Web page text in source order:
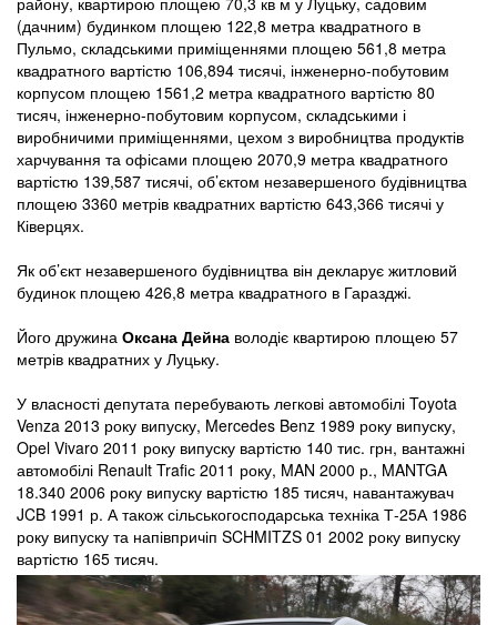
(дачним) будинком площею 122,8 метра квадратного в
Пульмо, складськими приміщеннями площею 561,8 метра
квадратного вартістю 106,894 тисячі, інженерно-побутовим
корпусом площею 1561,2 метра квадратного вартістю 80
тисяч, інженерно-побутовим корпусом, складськими і
виробничими приміщеннями, цехом з виробництва продуктів
харчування та офісами площею 2070,9 метра квадратного
вартістю 139,587 тисячі, об’єктом незавершеного будівництва
площею 3360 метрів квадратних вартістю 643,366 тисячі у
Ківерцях.
Як об’єкт незавершеного будівництва він декларує житловий
будинок площею 426,8 метра квадратного в Гаразджі.
Його дружина Оксана Дейна володіє квартирою площею 57
метрів квадратних у Луцьку.
У власності депутата перебувають легкові автомобілі Toyota
Venza 2013 року випуску, Mercedes Benz 1989 року випуску,
Opel Vivaro 2011 року випуску вартістю 140 тис. грн, вантажні
автомобілі Renault Trafiс 2011 року, MAN 2000 р., MANTGA
18.340 2006 року випуску вартістю 185 тисяч, навантажувач
JCB 1991 р. А також сільськогосподарська техніка Т-25А 1986
року випуску та напівпричіп SCHMITZS 01 2002 року випуску
вартістю 165 тисяч.